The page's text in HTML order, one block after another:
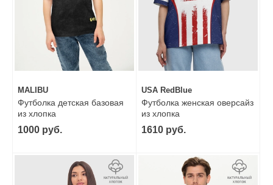
MALIBU
Футболка детская базовая
из хлопка
1000 руб.
USA RedBlue
Футболка женская оверсайз
из хлопка
1610 руб.